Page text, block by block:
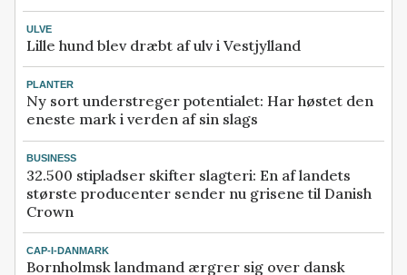
ULVE
Lille hund blev dræbt af ulv i Vestjylland
PLANTER
Ny sort understreger potentialet: Har høstet den
eneste mark i verden af sin slags
BUSINESS
32.500 stipladser skifter slagteri: En af landets
største producenter sender nu grisene til Danish
Crown
CAP-I-DANMARK
Bornholmsk landmand ærgrer sig over dansk